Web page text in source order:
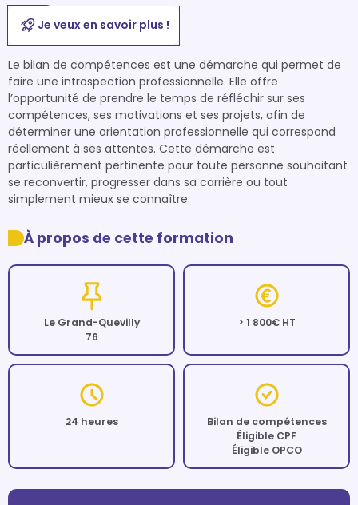
Je veux en savoir plus !
Le bilan de compétences est une démarche qui permet de
faire une introspection professionnelle. Elle offre
l’opportunité de prendre le temps de réfléchir sur ses
compétences, ses motivations et ses projets, afin de
déterminer une orientation professionnelle qui correspond
réellement à ses attentes. Cette démarche est
particulièrement pertinente pour toute personne souhaitant
se reconvertir, progresser dans sa carrière ou tout
simplement mieux se connaître.
À propos de cette formation
Le Grand-Quevilly
76
> 1 800€ HT
24 heures
Bilan de compétences
Éligible CPF
Éligible OPCO